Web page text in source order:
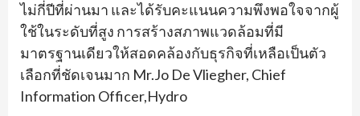
ไม่กี่ปีที่ผ่านมา และได้รับคะแนนความพึงพอใจจากผู้
ใช้ในระดับที่สูง การสร้างสภาพแวดล้อมที่มี
มาตรฐานเดียวให้สอดคล้องกับธุรกิจที่เหลือเป็นตัว
เลือกที่ชัดเจนมาก Mr.Jo De Vliegher, Chief
Information Officer,Hydro